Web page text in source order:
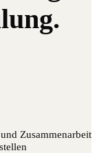
Zusammenarbeit